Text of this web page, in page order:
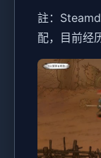
註：
配，目前经